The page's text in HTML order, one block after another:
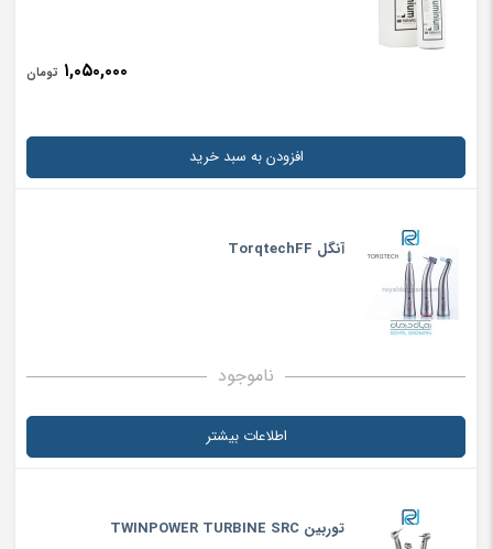
۱,۰۵۰,۰۰۰ تومان
افزودن به سبد خرید
آنگل TorqtechFF
ناموجود
اطلاعات بیشتر
توربین TWINPOWER TURBINE SRC